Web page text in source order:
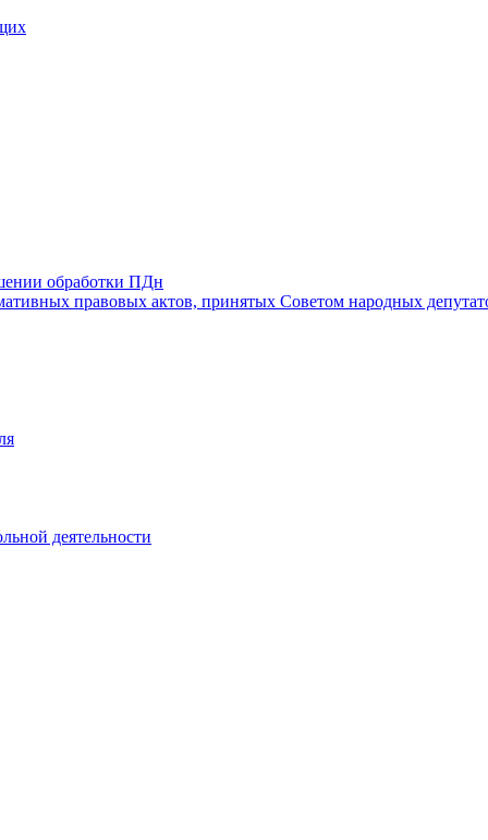
обработки ПДн
правовых актов, принятых Советом народных
деятельности